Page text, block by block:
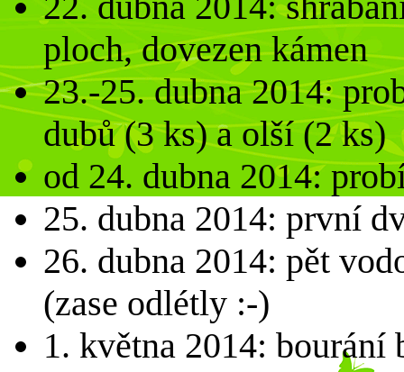
ploch, dovezen kámen
23.-25. dubna 2014:
dubů (3 ks) a olší (2 ks)
od 24. dubna 2014:
25. dubna 2014: první
26. dubna 2014: pět
(zase odlétly :-)
1. května 2014: bourání